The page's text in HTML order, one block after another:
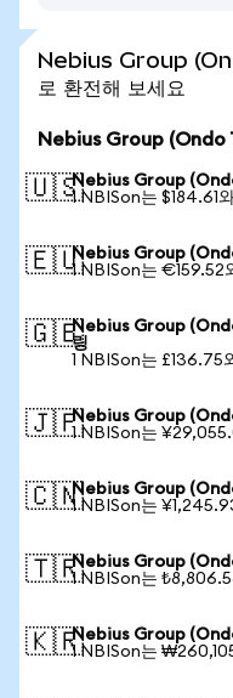
Nebius Group
로 환전해 보세요
Nebius Group (Ondo
🇺🇸Nebius Group
1 NBISon는 $184.61
🇪🇺Nebius Group
1 NBISon는 €159.52
🇬🇧Nebius Group
링
1 NBISon는 £136.75
🇯🇵Nebius Group
1 NBISon는
🇨🇳Nebius Group
1 NBISon는
🇹🇷Nebius Group
1 NBISon는
🇰🇷Nebius Group
1 NBISon는